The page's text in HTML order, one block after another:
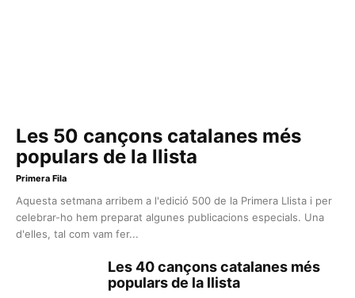
Les 50 cançons catalanes més
populars de la llista
Primera Fila
Aquesta setmana arribem a l'edició 500 de la Primera Llista i per
celebrar-ho hem preparat algunes publicacions especials. Una
d'elles, tal com vam fer...
Les 40 cançons catalanes més
populars de la llista